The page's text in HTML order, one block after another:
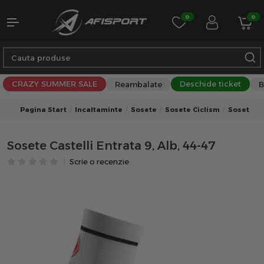
0 0
CRAZY SUMMER SALE Reambalate Deschide ticket
Pagina Start Incaltaminte Sosete Sosete Ciclism Sosete
Sosete Castelli Entrata 9, Alb, 44-47
Scrie o recenzie